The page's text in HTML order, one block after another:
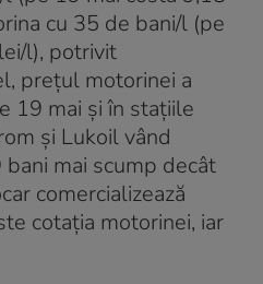
cu 35 de bani/l (pe
l), potrivit
prețul motorinei a
19 mai și în stațiile
și Lukoil vând
mai scump decât
comercializează
cotația motorinei, iar